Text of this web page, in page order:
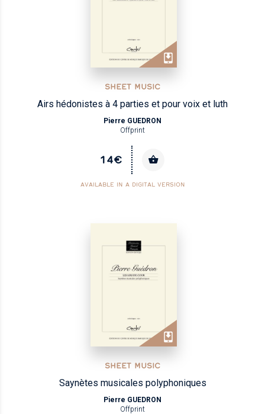
SHEET MUSIC
Airs hédonistes à 4 parties et pour voix et luth
Pierre GUEDRON
Offprint
14€
AVAILABLE IN A DIGITAL VERSION
SHEET MUSIC
Saynètes musicales polyphoniques
Pierre GUEDRON
Offprint